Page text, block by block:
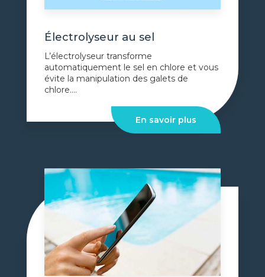
Électrolyseur au sel
L’électrolyseur transforme
automatiquement le sel en chlore et vous
évite la manipulation des galets de
chlore....
En savoir plus